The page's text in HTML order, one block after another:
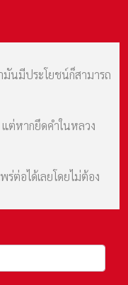
มันมีประโยชน์ก็สามารถ
ต่หากยึดคำในหลวง
ต่อได้เลยโดยไม่ต้อง